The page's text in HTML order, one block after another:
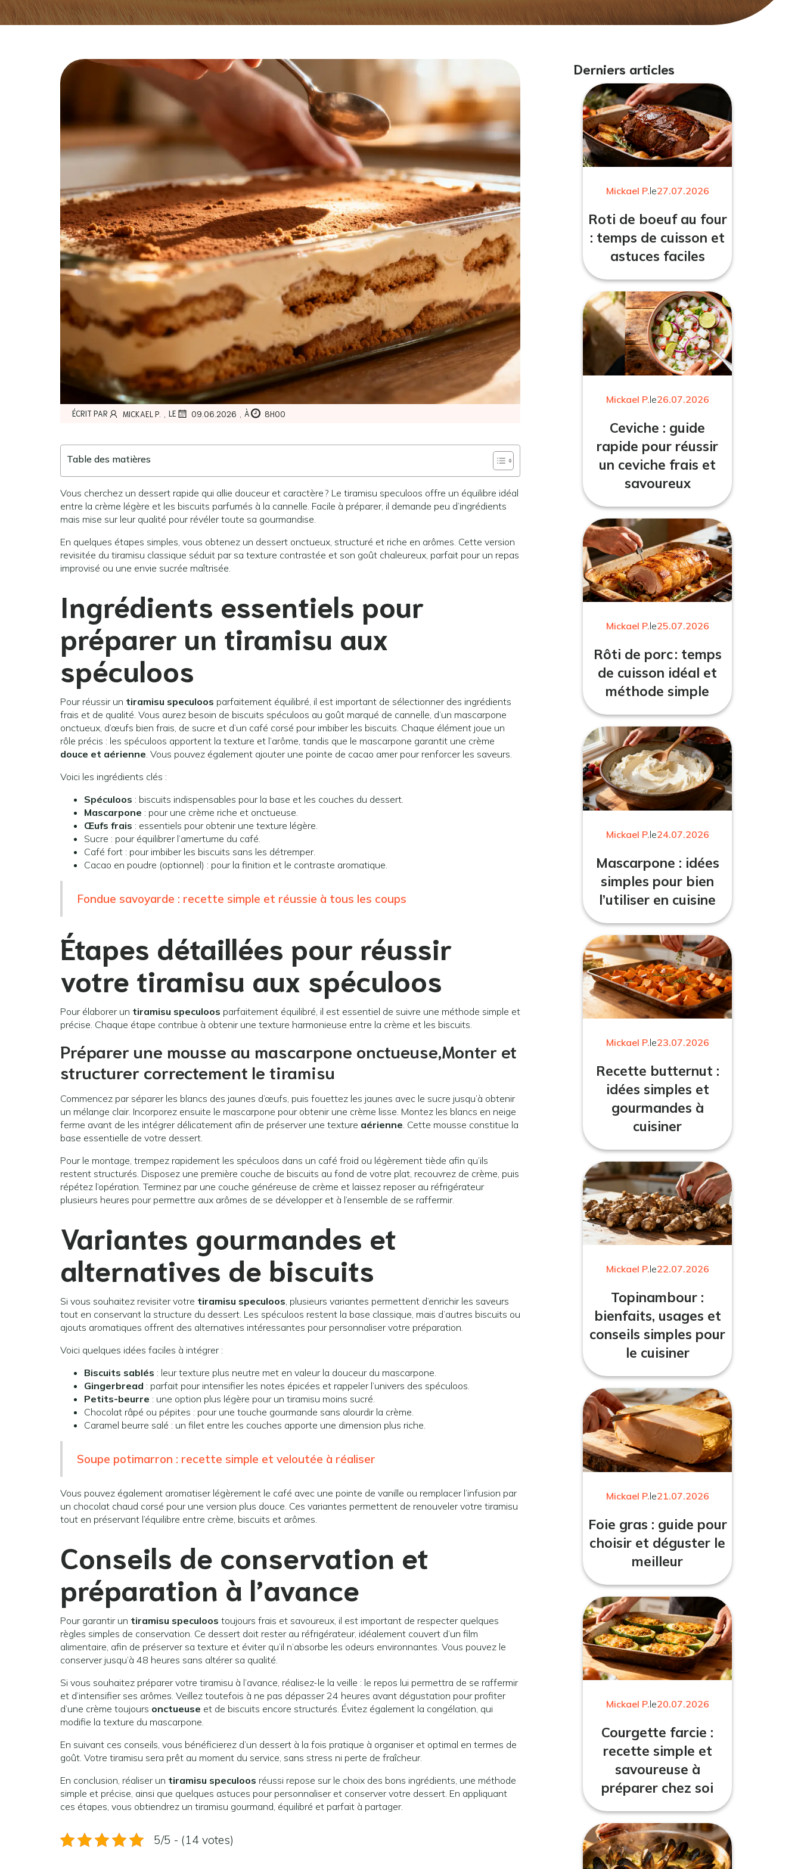
ÉCRIT PAR MICKAEL P. , LE 09.06.2026 , À 8H00
Table des matières
Vous cherchez un dessert rapide qui allie douceur et caractère ? Le tiramisu speculoos offre un équilibre idéal
entre la crème légère et les biscuits parfumés à la cannelle. Facile à préparer, il demande peu d’ingrédients
mais mise sur leur qualité pour révéler toute sa gourmandise.
En quelques étapes simples, vous obtenez un dessert onctueux, structuré et riche en arômes. Cette version
revisitée du tiramisu classique séduit par sa texture contrastée et son goût chaleureux, parfait pour un repas
improvisé ou une envie sucrée maîtrisée.
Ingrédients essentiels pour
préparer un tiramisu aux
spéculoos
Pour réussir un tiramisu speculoos parfaitement équilibré, il est important de sélectionner des ingrédients
frais et de qualité. Vous aurez besoin de biscuits spéculoos au goût marqué de cannelle, d’un mascarpone
onctueux, d’œufs bien frais, de sucre et d’un café corsé pour imbiber les biscuits. Chaque élément joue un
rôle précis : les spéculoos apportent la texture et l’arôme, tandis que le mascarpone garantit une crème
douce et aérienne. Vous pouvez également ajouter une pointe de cacao amer pour renforcer les saveurs.
Voici les ingrédients clés :
Spéculoos : biscuits indispensables pour la base et les couches du dessert.
Mascarpone : pour une crème riche et onctueuse.
Œufs frais : essentiels pour obtenir une texture légère.
Sucre : pour équilibrer l’amertume du café.
Café fort : pour imbiber les biscuits sans les détremper.
Cacao en poudre (optionnel) : pour la finition et le contraste aromatique.
Fondue savoyarde : recette simple et réussie à tous les coups
Étapes détaillées pour réussir
votre tiramisu aux spéculoos
Pour élaborer un tiramisu speculoos parfaitement équilibré, il est essentiel de suivre une méthode simple et
précise. Chaque étape contribue à obtenir une texture harmonieuse entre la crème et les biscuits.
Préparer une mousse au mascarpone onctueuse,Monter et
structurer correctement le tiramisu
Commencez par séparer les blancs des jaunes d’œufs, puis fouettez les jaunes avec le sucre jusqu’à obtenir
un mélange clair. Incorporez ensuite le mascarpone pour obtenir une crème lisse. Montez les blancs en neige
ferme avant de les intégrer délicatement afin de préserver une texture aérienne. Cette mousse constitue la
base essentielle de votre dessert.
Pour le montage, trempez rapidement les spéculoos dans un café froid ou légèrement tiède afin qu’ils
restent structurés. Disposez une première couche de biscuits au fond de votre plat, recouvrez de crème, puis
répétez l’opération. Terminez par une couche généreuse de crème et laissez reposer au réfrigérateur
plusieurs heures pour permettre aux arômes de se développer et à l’ensemble de se raffermir.
Variantes gourmandes et
alternatives de biscuits
Si vous souhaitez revisiter votre tiramisu speculoos, plusieurs variantes permettent d’enrichir les saveurs
tout en conservant la structure du dessert. Les spéculoos restent la base classique, mais d’autres biscuits ou
ajouts aromatiques offrent des alternatives intéressantes pour personnaliser votre préparation.
Voici quelques idées faciles à intégrer :
Biscuits sablés : leur texture plus neutre met en valeur la douceur du mascarpone.
Gingerbread : parfait pour intensifier les notes épicées et rappeler l’univers des spéculoos.
Petits-beurre : une option plus légère pour un tiramisu moins sucré.
Chocolat râpé ou pépites : pour une touche gourmande sans alourdir la crème.
Caramel beurre salé : un filet entre les couches apporte une dimension plus riche.
Soupe potimarron : recette simple et veloutée à réaliser
Vous pouvez également aromatiser légèrement le café avec une pointe de vanille ou remplacer l’infusion par
un chocolat chaud corsé pour une version plus douce. Ces variantes permettent de renouveler votre tiramisu
tout en préservant l’équilibre entre crème, biscuits et arômes.
Conseils de conservation et
préparation à l’avance
Pour garantir un tiramisu speculoos toujours frais et savoureux, il est important de respecter quelques
règles simples de conservation. Ce dessert doit rester au réfrigérateur, idéalement couvert d’un film
alimentaire, afin de préserver sa texture et éviter qu’il n’absorbe les odeurs environnantes. Vous pouvez le
conserver jusqu’à 48 heures sans altérer sa qualité.
Si vous souhaitez préparer votre tiramisu à l’avance, réalisez-le la veille : le repos lui permettra de se raffermir
et d’intensifier ses arômes. Veillez toutefois à ne pas dépasser 24 heures avant dégustation pour profiter
d’une crème toujours onctueuse et de biscuits encore structurés. Évitez également la congélation, qui
modifie la texture du mascarpone.
En suivant ces conseils, vous bénéficierez d’un dessert à la fois pratique à organiser et optimal en termes de
goût. Votre tiramisu sera prêt au moment du service, sans stress ni perte de fraîcheur.
En conclusion, réaliser un tiramisu speculoos réussi repose sur le choix des bons ingrédients, une méthode
simple et précise, ainsi que quelques astuces pour personnaliser et conserver votre dessert. En appliquant
ces étapes, vous obtiendrez un tiramisu gourmand, équilibré et parfait à partager.
5/5 - (14 votes)
Derniers articles
Mickael P.le27.07.2026
Roti de boeuf au four
: temps de cuisson et
astuces faciles
Mickael P.le26.07.2026
Ceviche : guide
rapide pour réussir
un ceviche frais et
savoureux
Mickael P.le25.07.2026
Rôti de porc : temps
de cuisson idéal et
méthode simple
Mickael P.le24.07.2026
Mascarpone : idées
simples pour bien
l’utiliser en cuisine
Mickael P.le23.07.2026
Recette butternut :
idées simples et
gourmandes à
cuisiner
Mickael P.le22.07.2026
Topinambour :
bienfaits, usages et
conseils simples pour
le cuisiner
Mickael P.le21.07.2026
Foie gras : guide pour
choisir et déguster le
meilleur
Mickael P.le20.07.2026
Courgette farcie :
recette simple et
savoureuse à
préparer chez soi